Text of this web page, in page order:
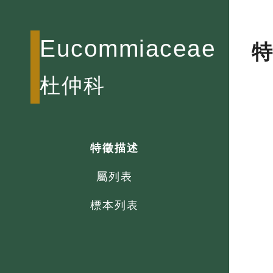
Eucommiaceae
杜仲科
特徵描述
屬列表
標本列表